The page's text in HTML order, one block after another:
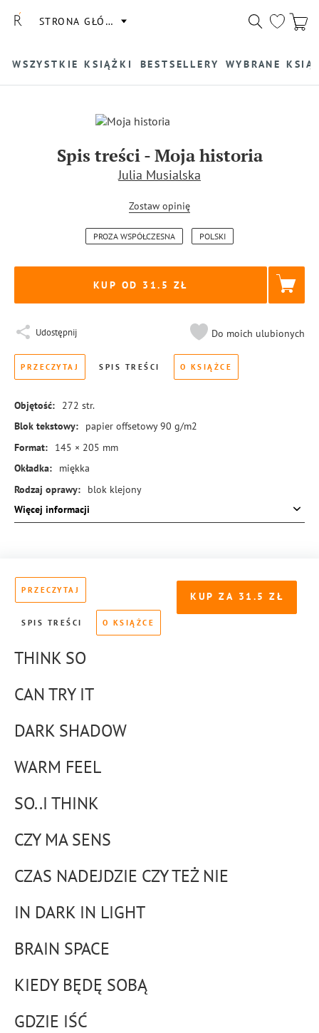
STRONA GŁÓWNA
WSZYSTKIE KSIĄŻKI BESTSELLERY WYBRANE
Spis treści-Moja historia
Julia Musialska
Zostaw opinię
PROZA WSPÓŁCZESNA POLSKI
KUP OD 31.5
Udostępnij Do moich ulubionych
PRZECZYTAJ SPIS TREŚCI O KSIĄŻCE
Objętość: 272 str.
Blok tekstowy:
papier offsetowy 90 g/m2
Format:
145 × 205 mm
Okładka:
miękka
Rodzaj oprawy:
blok klejony
ISBN:
978-83-8189-805-8
Więcej informacji
KUP ZA 31.5
PRZECZYTAJ
SPIS TREŚCI O KSIĄŻCE
THINK SO
CAN TRY IT
DARK SHADOW
WARM FEEL
SO..I THINK
CZY MA SENS
CZAS NADEJDZIE CZY TEŻ NIE
IN DARK IN LIGHT
BRAIN SPACE
KIEDY BĘDĘ SOBĄ
GDZIE IŚĆ